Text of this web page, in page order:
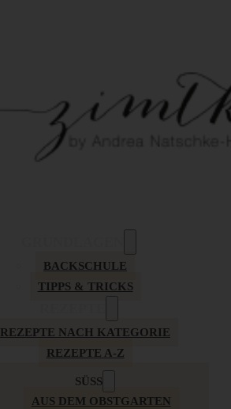
BACKSCHULE
TIPPS & TRICKS
REZEPTE NACH KATEGORIE
REZEPTE A-Z
SÜSS
AUS DEM OBSTGARTEN